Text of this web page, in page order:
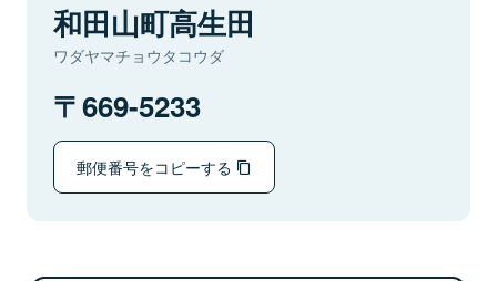
和田山町高生田
ワダヤマチョウタコウダ
669-5233
郵便番号をコピーする